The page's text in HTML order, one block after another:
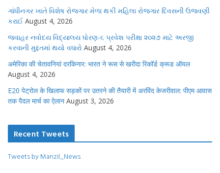
ગાંધીનગર ખાતે વિશેષ રોજગાર મેળા થકી મહિલા રોજગાર દિવસની ઉજવણી
કરાઈ August 4, 2026
જવાહર નવોદય વિદ્યાલય ધોરણ-૬ પ્રવેશ પરીક્ષા ૨૦૨૭ માટે અરજી
કરવાની મુદ્દતમાં થયો વધારો August 4, 2026
अमेरिका की चेतावनियां दरकिनार: भारत ने रूस से खरीदा रिकॉर्ड क्रूड ऑयल
August 4, 2026
E20 पेट्रोल के खिलाफ सड़कों पर उतरने की तैयारी में अरविंद केजरीवाल: पीएम आवास
तक पैदल मार्च का ऐलान August 3, 2026
Recent Tweets
Tweets by Manzil_News